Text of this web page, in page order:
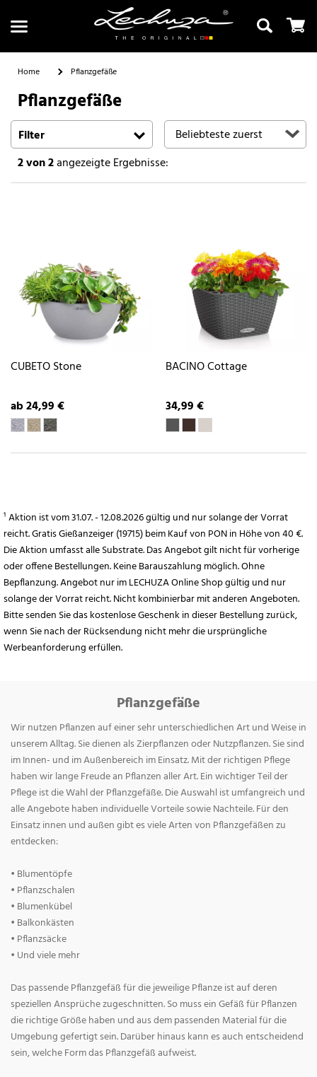
Suchen
Home Pflanzgefäße
Pflanzgefäße
Filter
2von 2angezeigte Ergebnisse:
CUBETO Stone
ab 24,99 €
BACINO Cottage
34,99 €
¹ Aktion ist vom 31.07. - 12.08.2026 gültig und nur solange der Vorrat
reicht. Gratis Gießanzeiger (19715) beim Kauf von PON in Höhe von 40 €.
Die Aktion umfasst alle Substrate. Das Angebot gilt nicht für vorherige
oder offene Bestellungen. Keine Barauszahlung möglich. Ohne
Bepflanzung. Angebot nur im LECHUZA Online Shop gültig und nur
solange der Vorrat reicht. Nicht kombinierbar mit anderen Angeboten.
Bitte senden Sie das kostenlose Geschenk in dieser Bestellung zurück,
wenn Sie nach der Rücksendung nicht mehr die ursprüngliche
Werbeanforderung erfüllen.
Pflanzgefäße
Wir nutzen Pflanzen auf einer sehr unterschiedlichen Art und Weise in
unserem Alltag. Sie dienen als Zierpflanzen oder Nutzpflanzen. Sie sind
im Innen- und im Außenbereich im Einsatz. Mit der richtigen Pflege
haben wir lange Freude an Pflanzen aller Art. Ein wichtiger Teil der
Pflege ist die Wahl der Pflanzgefäße. Die Auswahl ist umfangreich und
alle Angebote haben individuelle Vorteile sowie Nachteile. Für den
Einsatz innen und außen gibt es viele Arten von Pflanzgefäßen zu
entdecken:
• Blumentöpfe
• Pflanzschalen
• Blumenkübel
• Balkonkästen
• Pflanzsäcke
• Und viele mehr
Das passende Pflanzgefäß für die jeweilige Pflanze ist auf deren
speziellen Ansprüche zugeschnitten. So muss ein Gefäß für Pflanzen
die richtige Größe haben und aus dem passenden Material für die
Umgebung gefertigt sein. Darüber hinaus kann es auch entscheidend
sein, welche Form das Pflanzgefäß aufweist.